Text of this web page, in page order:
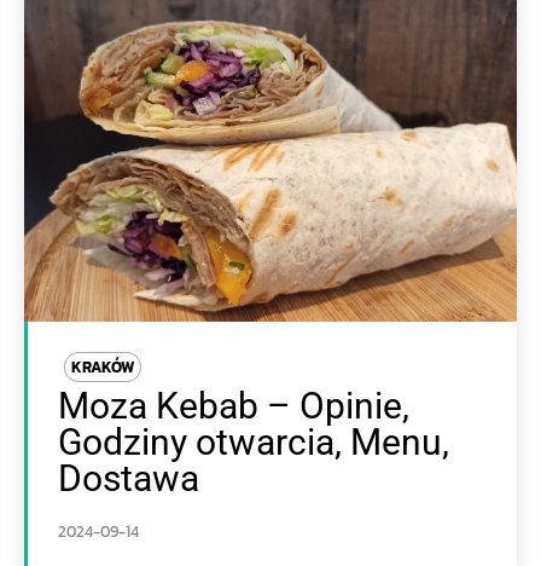
KRAKÓW
Moza Kebab – Opinie,
Godziny otwarcia, Menu,
Dostawa
2024-09-14